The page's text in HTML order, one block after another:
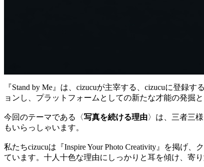
『Stand by Me』は、cizucuが主宰する、cizucuに登
ョンし、プラットフォームとしての新たな才能の発掘
今回のテーマである〈写真を続ける理由〉は、三者三
もいらっしゃいます。
私たちcizucuは『Inspire Your Photo Creativity』を掲げ
ています。十人十色な理由にしっかりと耳を傾け、寄